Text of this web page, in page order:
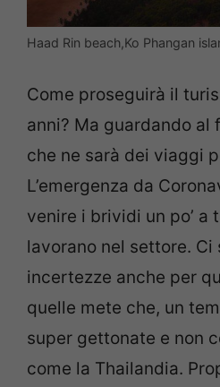
Haad Rin beach,Ko Phangan
Come proseguirà il
anni? Ma guardando al
che ne sarà dei viaggi
L’emergenza da
venire i brividi un po’ a
lavorano nel settore. Ci
incertezze anche per
quelle mete che, un
super gettonate e non
come la Thailandia.